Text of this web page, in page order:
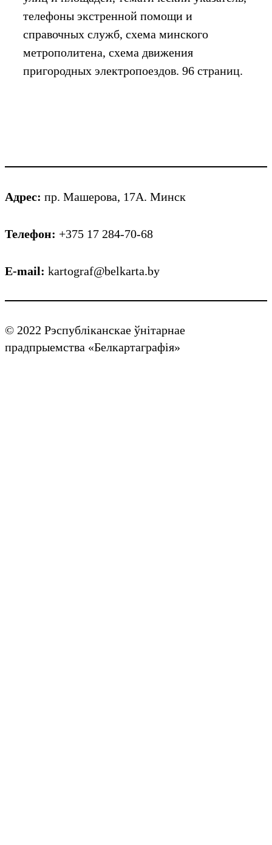
телефоны экстренной помощи и
справочных служб, схема минского
метрополитена, схема движения
пригородных электропоездов. 96 страниц.
Адрес: пр. Машерова, 17А. Минск
Телефон: +375 17 284-70-68
E-mail: kartograf@belkarta.by
© 2022 Рэспубліканскае ўнітарнае
прадпрыемства «Белкартаграфія»